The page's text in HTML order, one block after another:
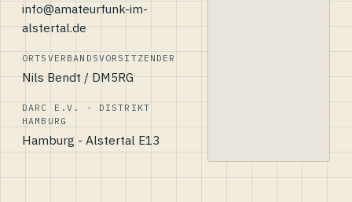
info@amateurfunk-im-
alstertal.de
ORTSVERBANDSVORSITZENDER
Nils Bendt / DM5RG
DARC E.V. - DISTRIKT
HAMBURG
Hamburg - Alstertal E13